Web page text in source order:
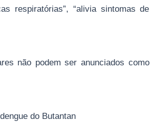
respiratórias”, “alivia sintomas de
não podem ser anunciados como
do Butantan